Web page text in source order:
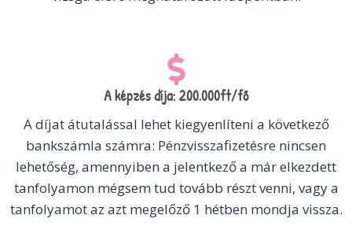
A képzés díja: 200.000ft/fő
A díjat átutalással lehet kiegyenlíteni a következő
bankszámla számra: Pénzvisszafizetésre nincsen
lehetőség, amennyiben a jelentkező a már elkezdett
tanfolyamon mégsem tud tovább részt venni, vagy a
tanfolyamot az azt megelőző 1 hétben mondja vissza.